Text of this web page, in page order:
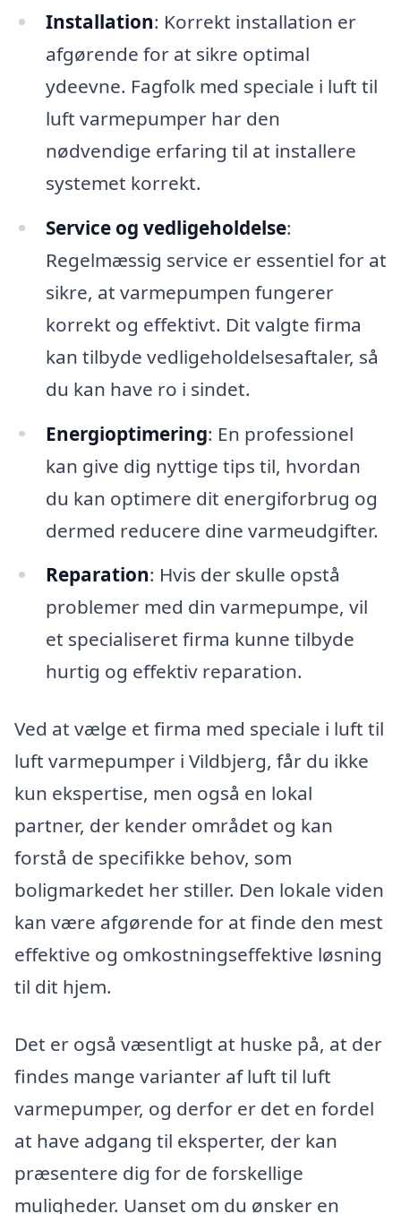
Installation: Korrekt installation er
afgørende for at sikre optimal
ydeevne. Fagfolk med speciale i luft til
luft varmepumper har den
nødvendige erfaring til at installere
systemet korrekt.
Service og vedligeholdelse:
Regelmæssig service er essentiel for at
sikre, at varmepumpen fungerer
korrekt og effektivt. Dit valgte firma
kan tilbyde vedligeholdelsesaftaler, så
du kan have ro i sindet.
Energioptimering: En professionel
kan give dig nyttige tips til, hvordan
du kan optimere dit energiforbrug og
dermed reducere dine varmeudgifter.
Reparation: Hvis der skulle opstå
problemer med din varmepumpe, vil
et specialiseret firma kunne tilbyde
hurtig og effektiv reparation.
Ved at vælge et firma med speciale i luft til
luft varmepumper i Vildbjerg, får du ikke
kun ekspertise, men også en lokal
partner, der kender området og kan
forstå de specifikke behov, som
boligmarkedet her stiller. Den lokale viden
kan være afgørende for at finde den mest
effektive og omkostningseffektive løsning
til dit hjem.
Det er også væsentligt at huske på, at der
findes mange varianter af luft til luft
varmepumper, og derfor er det en fordel
at have adgang til eksperter, der kan
præsentere dig for de forskellige
muligheder. Uanset om du ønsker en